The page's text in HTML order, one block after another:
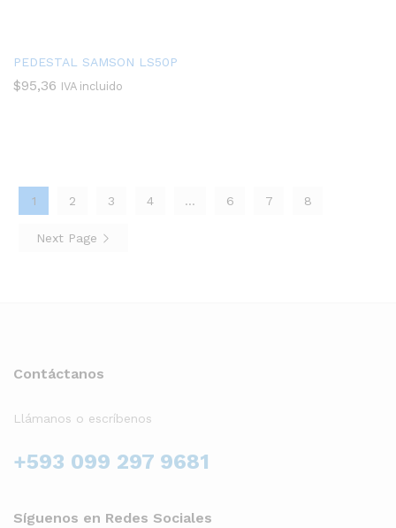
PEDESTAL SAMSON LS50P
$95,36 IVA incluido
1 2 3 4 … 6 7 8
Next Page
Contáctanos
Llámanos o escríbenos
+593 099 297 9681
Síguenos en Redes Sociales